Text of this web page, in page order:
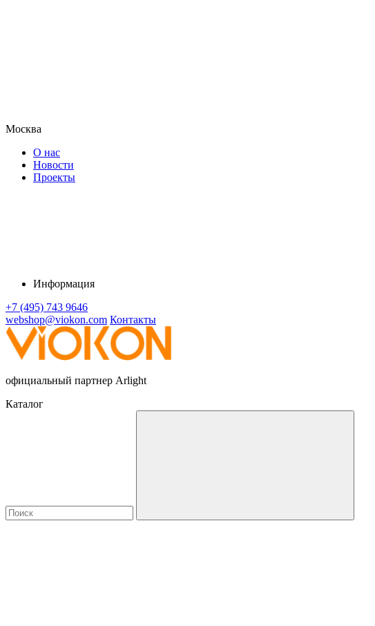
Москва
О нас
Новости
Проекты
Информация
+7 (495) 743 9646
webshop@viokon.com Контакты
официальный партнер Arlight
Каталог